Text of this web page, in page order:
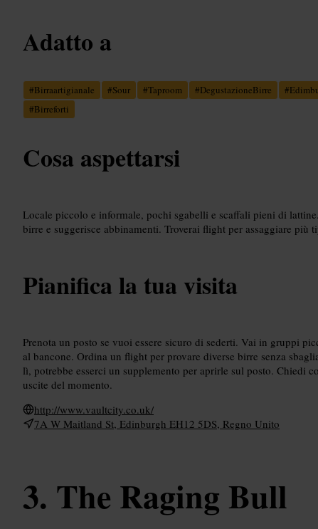
Adatto a
#Birraartigianale #Sour #Taproom #DegustazioneBirre #
#Birreforti
Cosa aspettarsi
Locale piccolo e informale, pochi sgabelli e scaffali pieni di
birre e suggerisce abbinamenti. Troverai flight per assaggiare più
Pianifica la tua visita
Prenota un posto se vuoi essere sicuro di sederti. Vai in gruppi
al bancone. Ordina un flight per provare diverse birre senza
lì, potrebbe esserci un supplemento per aprirle sul posto. Chiedi
uscite del momento.
http://www.vaultcity.co.uk/
7A W Maitland St, Edinburgh EH12 5DS, Regno Unito
The Raging Bull